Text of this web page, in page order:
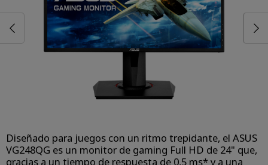
Diseñado para juegos con un ritmo trepidante, el ASUS
VG248QG es un monitor de gaming Full HD de 24" que,
gracias a un tiempo de respuesta de 0,5 ms* y a una